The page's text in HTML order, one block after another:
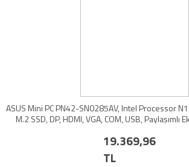
ASUS Mini PC PN42-SN0285AV, Intel Processor
M.2 SSD, DP, HDMI, VGA, COM, USB, Paylaşımlı
19.369,96
TL